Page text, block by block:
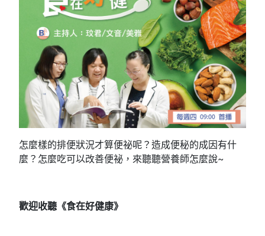
怎麼樣的排便狀況才算便祕呢？造成便秘的成因有什
麼？怎麼吃可以改善便祕，來聽聽營養師怎麼說~
歡迎收聽《食在好健康》